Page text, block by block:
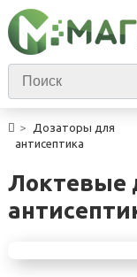
Дозаторы для
антисептика
Локтевые